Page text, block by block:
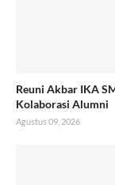
Reuni Akbar IKA
Kolaborasi Alumni
Agustus 09, 2026